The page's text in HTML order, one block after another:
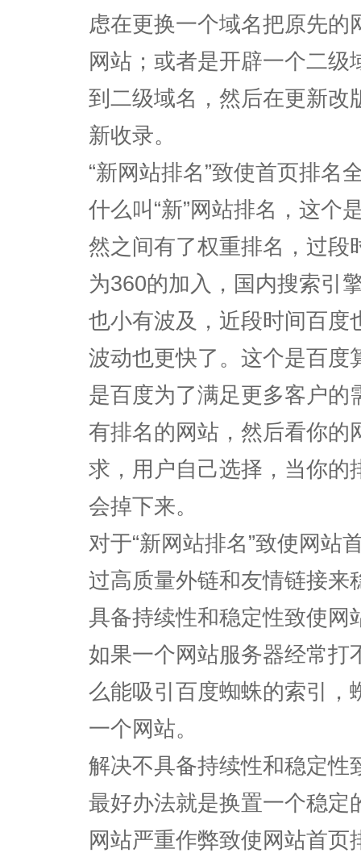
虑在更换一个域名把原先
网站；或者是开辟一个二
到二级域名，然后在更新改
新收录。
“新网站排名”致使首页排名
什么叫“新”网站排名，这个
然之间有了权重排名，过段
为360的加入，国内搜索引
也小有波及，近段时间百度
波动也更快了。这个是百度
是百度为了满足更多客户的
有排名的网站，然后看你的
求，用户自己选择，当你的
会掉下来。
对于“新网站排名”致使网站
过高质量外链和友情链接来
具备持续性和稳定性致使网
如果一个网站服务器经常打
么能吸引百度蜘蛛的索引，
一个网站。
解决不具备持续性和稳定性
最好办法就是换置一个稳定
网站严重作弊致使网站首页